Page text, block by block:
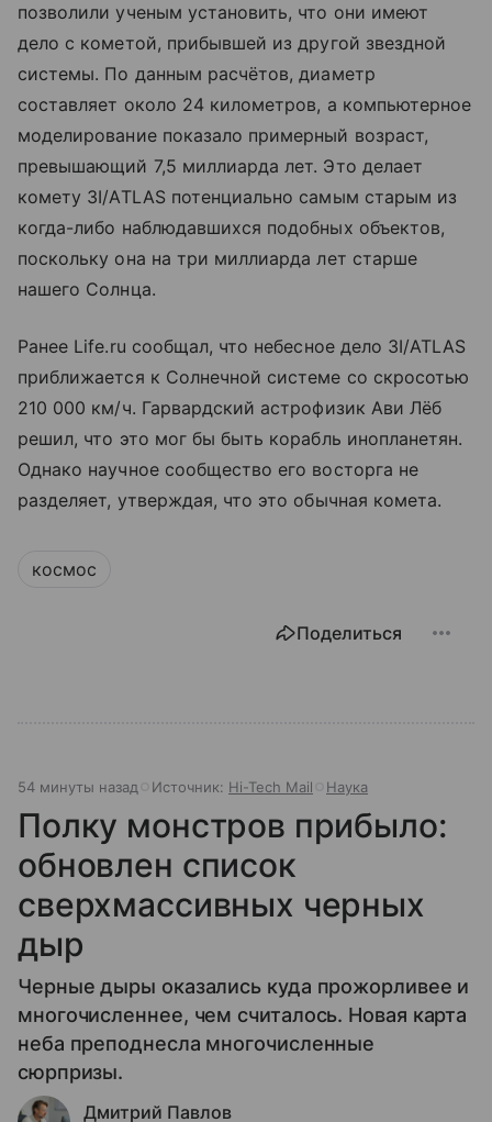
позволили ученым установить, что они имеют
дело с кометой, прибывшей из другой звездной
системы. По данным расчётов, диаметр
составляет около 24 километров, а компьютерное
моделирование показало примерный возраст,
превышающий 7,5 миллиарда лет. Это делает
комету 3I/ATLAS потенциально самым старым из
когда-либо наблюдавшихся подобных объектов,
поскольку она на три миллиарда лет старше
нашего Солнца.
Ранее Life.ru сообщал, что небесное дело 3I/ATLAS
приближается к Солнечной системе со скросотью
210 000 км/ч. Гарвардский астрофизик Ави Лёб
решил, что это мог бы быть корабль инопланетян.
Однако научное сообщество его восторга не
разделяет, утверждая, что это обычная комета.
космос
Поделиться
54 минуты назад Источник: Hi-Tech Mail Наука
Полку монстров прибыло:
обновлен список
сверхмассивных черных
дыр
Черные дыры оказались куда прожорливее и
многочисленнее, чем считалось. Новая карта
неба преподнесла многочисленные
сюрпризы.
Дмитрий Павлов